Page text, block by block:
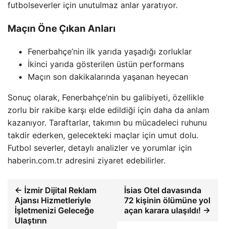
futbolseverler için unutulmaz anlar yaratıyor.
Maçın Öne Çıkan Anları
Fenerbahçe’nin ilk yarıda yaşadığı zorluklar
İkinci yarıda gösterilen üstün performans
Maçın son dakikalarında yaşanan heyecan
Sonuç olarak, Fenerbahçe’nin bu galibiyeti, özellikle
zorlu bir rakibe karşı elde edildiği için daha da anlam
kazanıyor. Taraftarlar, takımın bu mücadeleci ruhunu
takdir ederken, gelecekteki maçlar için umut dolu.
Futbol severler, detaylı analizler ve yorumlar için
haberin.com.tr adresini ziyaret edebilirler.
← İzmir Dijital Reklam
Ajansı Hizmetleriyle
İşletmenizi Geleceğe
Ulaştırın
İsias Otel davasında
72 kişinin ölümüne yol
açan karara ulaşıldı! →